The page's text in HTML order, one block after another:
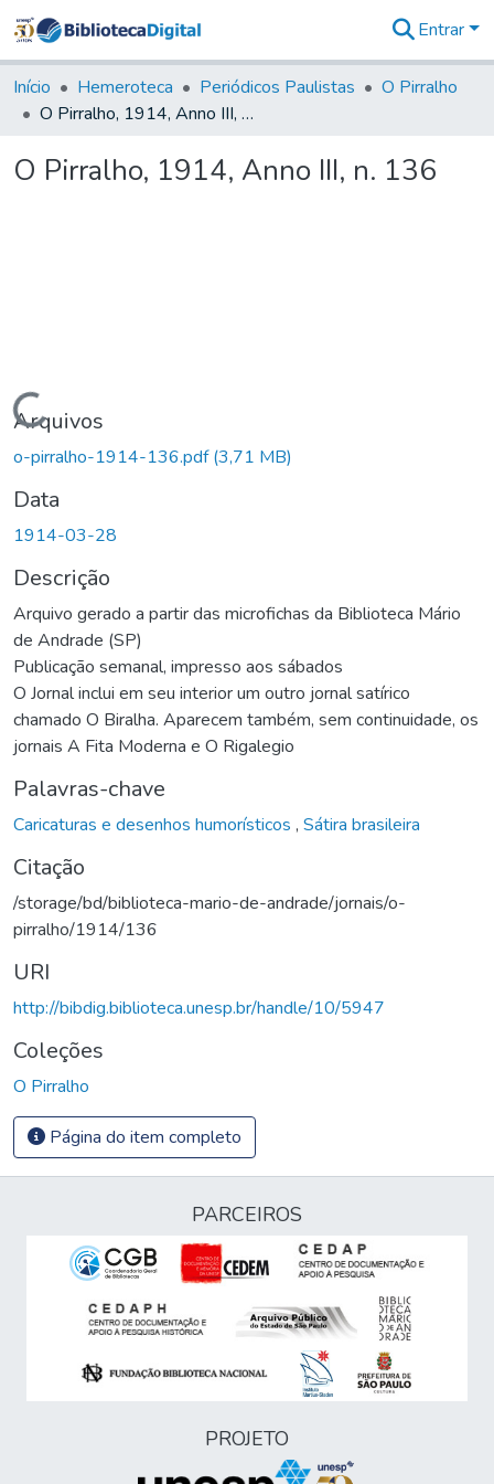
&
Coleções
Tudo na
Digital
Entrar
Início Hemeroteca Periódicos Paulistas
O Pirralho
O Pirralho, 1914, Anno III, n. 136
O Pirralho, 1914, Anno III, n. 136
Carregando...
Arquivos
o-pirralho-1914-136.pdf(3,71 MB)
Data
1914-03-28
Descrição
Arquivo gerado a partir das microfichas da Biblioteca Mário
de Andrade (SP)
Publicação semanal, impresso aos sábados
O Jornal inclui em seu interior um outro jornal satírico
chamado O Biralha. Aparecem também, sem continuidade, os
jornais A Fita Moderna e O Rigalegio
Palavras-chave
Caricaturas e desenhos humorísticos , Sátira brasileira
Citação
/storage/bd/biblioteca-mario-de-andrade/jornais/o-
pirralho/1914/136
URI
http://bibdig.biblioteca.unesp.br/handle/10/5947
Coleções
O Pirralho
Página do item completo
PARCEIROS
PROJETO